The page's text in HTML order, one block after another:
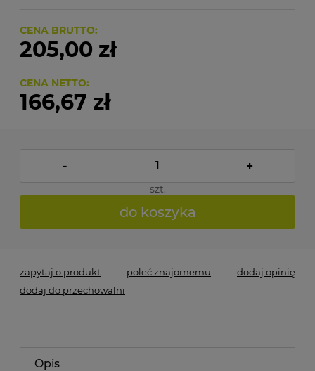
CENA BRUTTO:
205,00 zł
CENA NETTO:
166,67 zł
- +
szt.
do koszyka
zapytaj o produkt poleć znajomemu
dodaj opinię
dodaj do przechowalni
Opis